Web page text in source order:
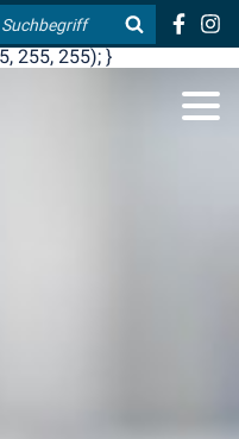
{ --toujou-media-
font-color: rgb(255, 0,
255, 255); }